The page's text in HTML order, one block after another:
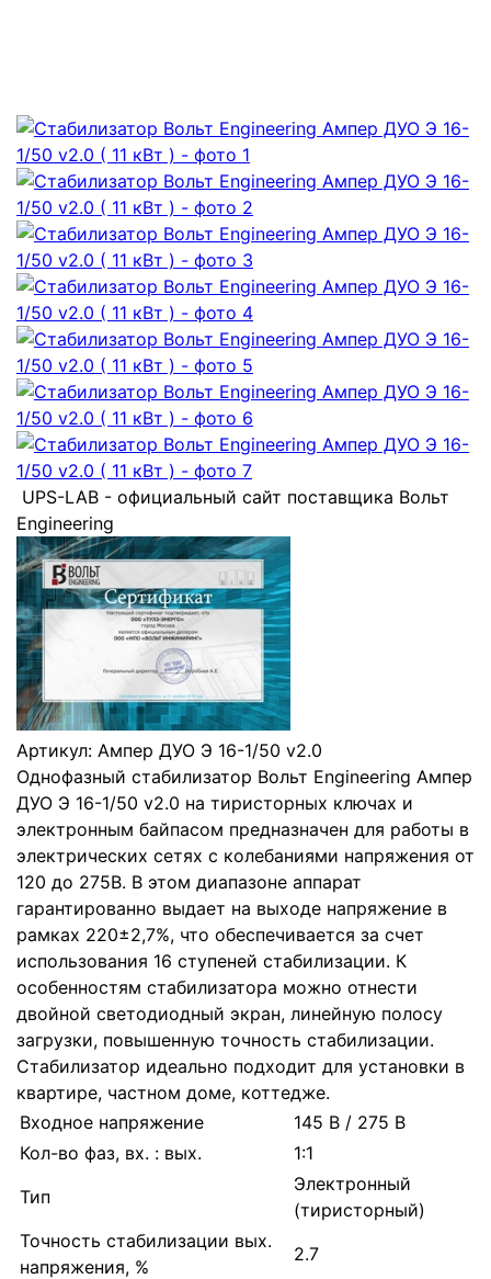
UPS-LAB - официальный сайт поставщика Вольт
Engineering
Артикул: Ампер ДУО Э 16-1/50 v2.0
Однофазный стабилизатор Вольт Engineering Ампер
ДУО Э 16-1/50 v2.0 на тиристорных ключах и
электронным байпасом предназначен для работы в
электрических сетях с колебаниями напряжения от
120 до 275В. В этом диапазоне аппарат
гарантированно выдает на выходе напряжение в
рамках 220±2,7%, что обеспечивается за счет
использования 16 ступеней стабилизации. К
особенностям стабилизатора можно отнести
двойной светодиодный экран, линейную полосу
загрузки, повышенную точность стабилизации.
Стабилизатор идеально подходит для установки в
квартире, частном доме, коттедже.
Входное напряжение
145 В / 275 В
Кол-во фаз, вх. : вых.
1:1
Тип
Электронный
(тиристорный)
Точность стабилизации вых.
напряжения, %
2.7